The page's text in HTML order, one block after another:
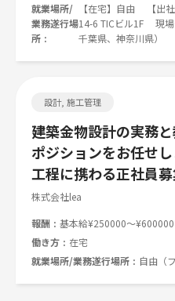
就業場所/
業務遂行場
所
【在宅】自由 【出
14-6 TICビル1F 現場
千葉県、神奈川県）
設計, 施工管理
建築金物設計の実務
ポジションをお任せ
工程に携わる正社員
株式会社lea
報酬
基本給¥250000～¥600000
働き方
在宅
就業場所/業務遂行場所
自由（